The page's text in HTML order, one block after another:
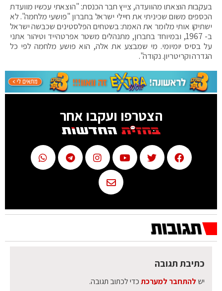
בעקבות הוצאתו מהוועדה, צייץ חבר הכנסת: "הוצאתי עכשיו מוועדת
הכספים משום שכיניתי את חיילי ישראל בחברון "פושעי מלחמה". לא
ישתיקו אותי מלומר את האמת: בשטחים הפלסטינים שכבשה ישראל
ב- 1967, ובמיוחד בחברון, מתנהלים משטר אפרטהייד וטיהור אתני
על בסיס יומיומי. מי שמבצע את אלה, הוא פושע מלחמה לפי כל
הגדרה וקריטריון. נקודה".
הצטרפו ועקבו אחר
כתיבת תגובה
יש להתחבר למערכתכדי לכתוב תגובה.